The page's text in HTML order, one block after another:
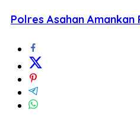
Polres Asahan Amankan